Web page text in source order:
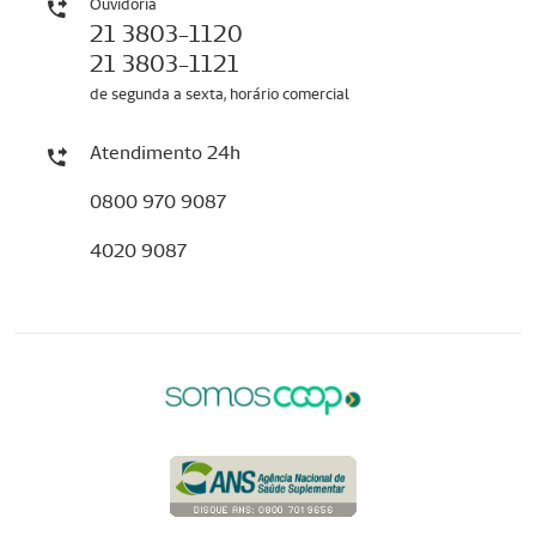
Ouvidoria
21 3803-1120
21 3803-1121
de segunda a sexta, horário comercial
Atendimento 24h
0800 970 9087
4020 9087